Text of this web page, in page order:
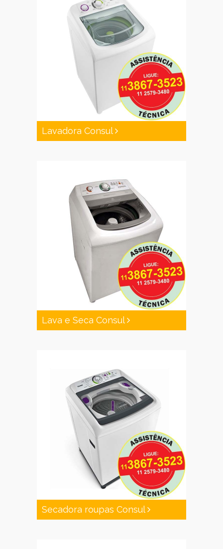
Lavadora Consul
Lava e Seca Consul
Secadora roupas Consul